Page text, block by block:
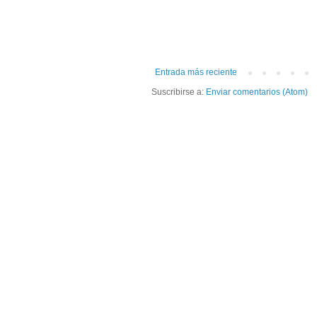
Entrada más reciente
Suscribirse a: Enviar comentarios (Atom)